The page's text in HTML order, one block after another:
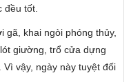
đều tốt.
gã, khai ngòi phóng thủy,
giường, trổ cửa dựng
vậy, ngày này tuyệt đối